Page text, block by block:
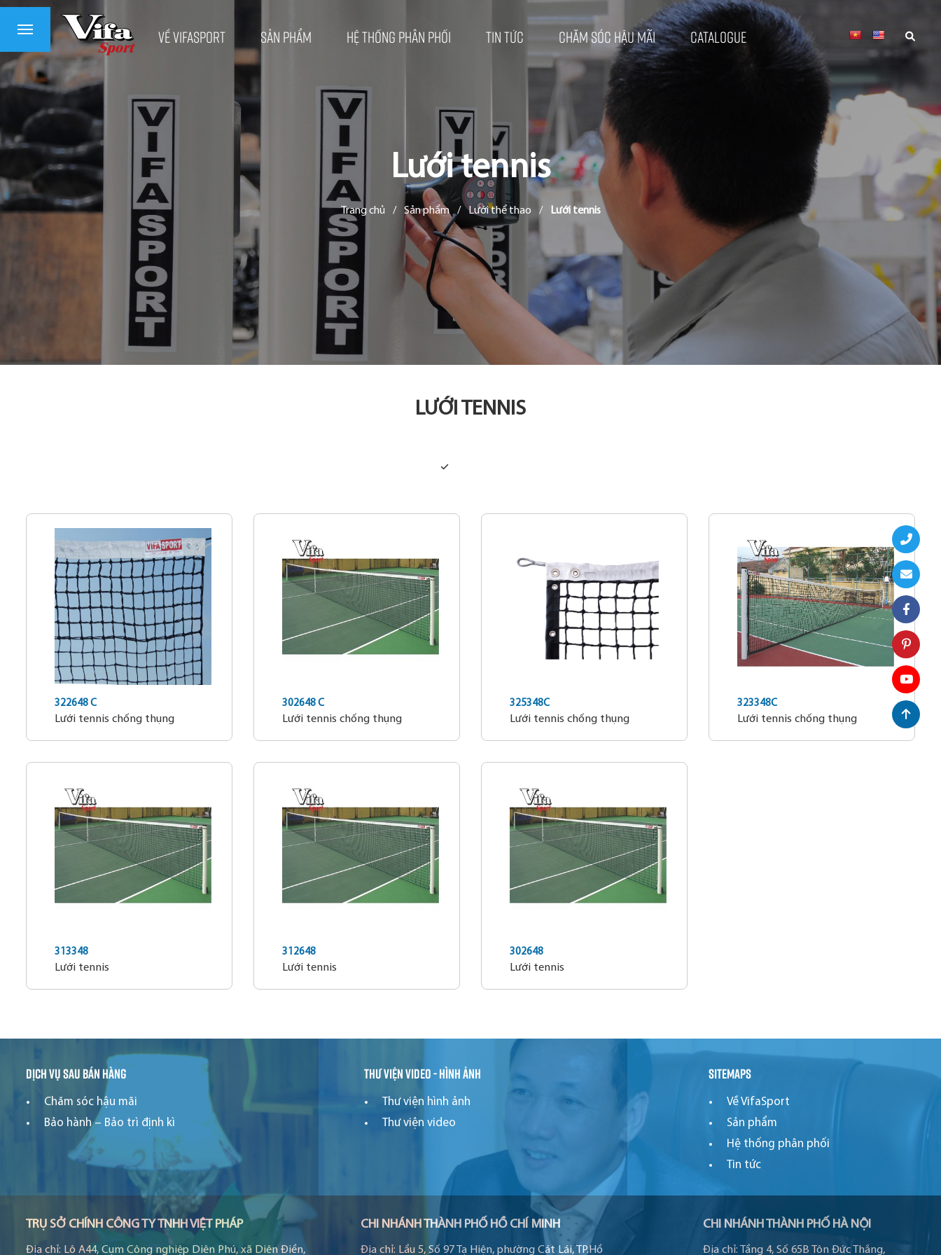
Về VifaSport Sản phẩm Hệ thống phân phối Tin tức Chăm sóc hậu mãi Catalogue
Lưới tennis
Trang chủ / Sản phẩm / Lưới thể thao / Lưới tennis
LƯỚI TENNIS
322648 C
Lưới tennis chống thụng
302648 C
Lưới tennis chống thụng
325348C
Lưới tennis chống thụng
323348C
Lưới tennis chống thụng
313348
Lưới tennis
312648
Lưới tennis
302648
Lưới tennis
Dịch vụ sau bán hàng
Chăm sóc hậu mãi
Bảo hành – Bảo trì định kì
Thư viện video - hình ảnh
Thư viện hình ảnh
Thư viện video
Sitemaps
Về VifaSport
Sản phẩm
Hệ thống phân phối
Tin tức
TRỤ SỞ CHÍNH CÔNG TY TNHH VIỆT PHÁP
Địa chỉ: Lô A44, Cụm Công nghiệp Diên Phú, xã Diên Điền,
CHI NHÁNH THÀNH PHỐ HỒ CHÍ MINH
Địa chỉ: Lầu 5, Số 97 Tạ Hiện, phường Cát Lái, TP.Hồ
CHI NHÁNH THÀNH PHỐ HÀ NỘI
Địa chỉ: Tầng 4, Số 65B Tôn Đức Thắng,